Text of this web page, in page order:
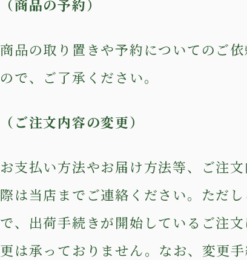
（商品の予約）
商品の取り置きや予約についてのご
ので、ご了承ください。
（ご注文内容の変更）
お支払い方法やお届け方法等、ご注
際は当店までご連絡ください。ただ
で、出荷手続きが開始しているご注
更は承っておりません。なお、変更